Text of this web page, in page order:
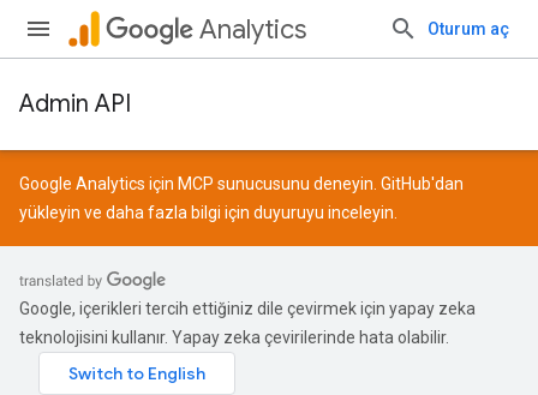
Analytics Oturum aç
Admin API
Google Analytics için MCP sunucusunu deneyin. GitHub'dan
yükleyin ve daha fazla bilgi için duyuruyu inceleyin.
Google, içerikleri tercih ettiğiniz dile çevirmek için yapay zeka
teknolojisini kullanır. Yapay zeka çevirilerinde hata olabilir.